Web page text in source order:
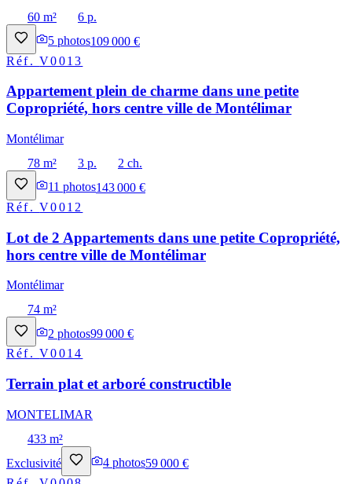
60 m²
6 p.
5 photos109 000 €
Réf.V0013
Appartement plein de charme dans une petite
Copropriété, hors centre ville de Montélimar
Montélimar
78 m²
3 p.
2 ch.
11 photos143 000 €
Réf.V0012
Lot de 2 Appartements dans une petite Copropriété,
hors centre ville de Montélimar
Montélimar
74 m²
2 photos99 000 €
Réf.V0014
Terrain plat et arboré constructible
MONTELIMAR
433 m²
Exclusivité
4 photos59 000 €